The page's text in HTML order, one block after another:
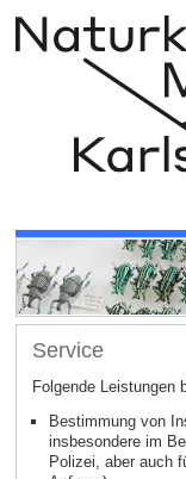
Service
Folgende Leistungen
Bestimmung von
insbesondere im
Polizei, aber auch